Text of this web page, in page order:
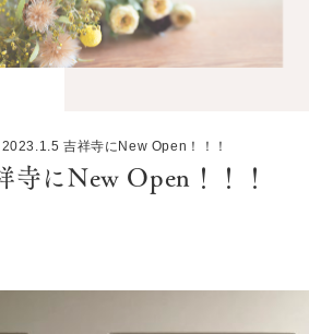
2023.1.5 吉祥寺にNew Open！！！
寺にNew Open！！！